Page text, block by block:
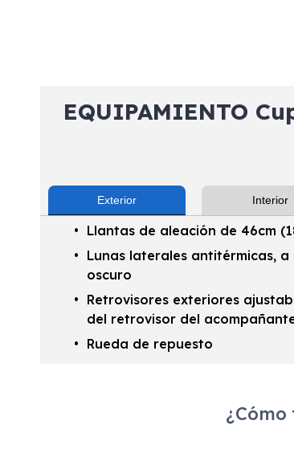
EQUIPAMIENTO
Exterior Interior
Llantas de aleación de 46cm
Lunas laterales antitérmicas,
oscuro
Retrovisores exteriores
del retrovisor del
Rueda de repuesto